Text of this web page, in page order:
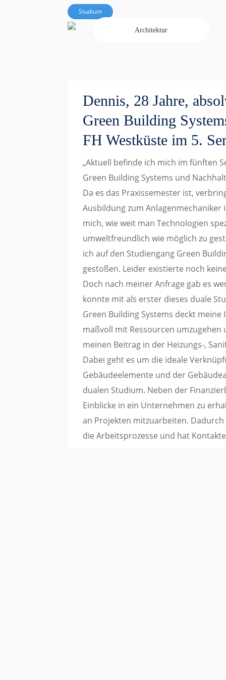
Studium
Architektur
Dennis, 28 Jahre,
Green Building
FH Westküste im 5.
„Aktuell befinde ich mich im fünften
Green Building Systems und
Da es das Praxissemester ist,
Ausbildung zum
mich, wie weit man Technologien
umweltfreundlich wie möglich zu
ich auf den Studiengang Green
gestoßen. Leider existierte noch
Doch nach meiner Anfrage gab es
konnte mit als erster dieses duale
Green Building Systems deckt
maßvoll mit Ressourcen umzugehen
meinen Beitrag in der Heizungs-,
Dabei geht es um die ideale
Gebäudeelemente und der
dualen Studium. Neben der
Einblicke in ein Unternehmen zu
an Projekten mitzuarbeiten.
die Arbeitsprozesse und hat